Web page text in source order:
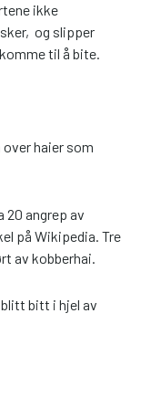
ikke
og slipper
til å bite.
haier som
20 angrep av
på Wikipedia. Tre
av kobberhai.
blitt bitt i hjel av